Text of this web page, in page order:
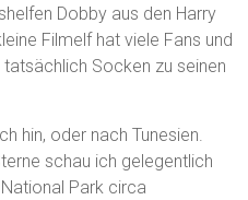
Dobby aus den Harry
Filmelf hat viele Fans und
Socken zu seinen
hin, oder nach Tunesien.
schau ich gelegentlich
Park circa